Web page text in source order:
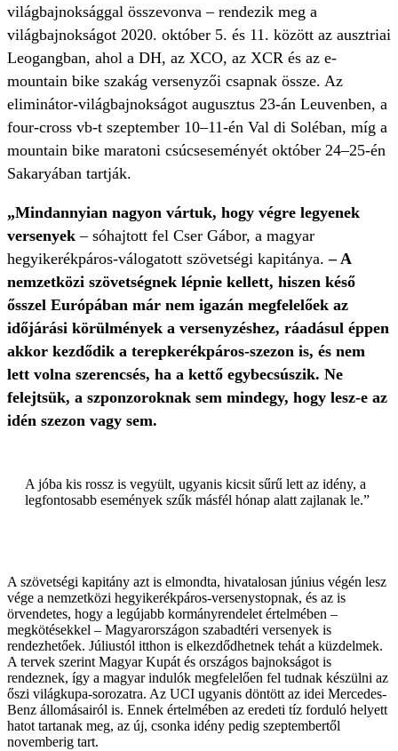
világbajnoksággal összevonva – rendezik meg a
világbajnokságot 2020. október 5. és 11. között az ausztriai
Leogangban, ahol a DH, az XCO, az XCR és az e-
mountain bike szakág versenyzői csapnak össze. Az
eliminátor-világbajnokságot augusztus 23-án Leuvenben, a
four-cross vb-t szeptember 10–11-én Val di Soléban, míg a
mountain bike maratoni csúcseseményét október 24–25-én
Sakaryában tartják.
„Mindannyian nagyon vártuk, hogy végre legyenek
versenyek – sóhajtott fel Cser Gábor, a magyar
hegyikerékpáros-válogatott szövetségi kapitánya.– A
nemzetközi szövetségnek lépnie kellett, hiszen késő
ősszel Európában már nem igazán megfelelőek az
időjárási körülmények a versenyzéshez, ráadásul éppen
akkor kezdődik a terepkerékpáros-szezon is, és nem
lett volna szerencsés, ha a kettő egybecsúszik. Ne
felejtsük, a szponzoroknak sem mindegy, hogy lesz-e az
idén szezon vagy sem.
A jóba kis rossz is vegyült, ugyanis kicsit sűrű lett az idény, a
legfontosabb események szűk másfél hónap alatt zajlanak le.”
A szövetségi kapitány azt is elmondta, hivatalosan június végén lesz
vége a nemzetközi hegyikerékpáros-versenystopnak, és az is
örvendetes, hogy a legújabb kormányrendelet értelmében –
megkötésekkel – Magyarországon szabadtéri versenyek is
rendezhetőek. Júliustól itthon is elkezdődhetnek tehát a küzdelmek.
A tervek szerint Magyar Kupát és országos bajnokságot is
rendeznek, így a magyar indulók megfelelően fel tudnak készülni az
őszi világkupa-sorozatra. Az UCI ugyanis döntött az idei Mercedes-
Benz állomásairól is. Ennek értelmében az eredeti tíz forduló helyett
hatot tartanak meg, az új, csonka idény pedig szeptembertől
novemberig tart.